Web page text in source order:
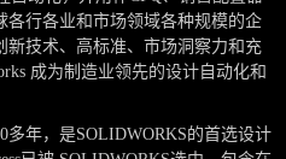
各行各业和市场领域各种规模的企
新技术、高标准、市场洞察力和充
成为制造业领先的设计自动化和
多年，是SOLIDWORKS的首选设计